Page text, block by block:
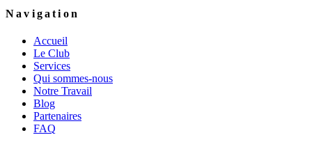
Navigation
Accueil
Le Club
Services
Qui sommes-nous
Notre Travail
Blog
Partenaires
FAQ